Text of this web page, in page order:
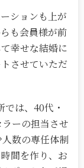
ションも上が
も会員様が前
幸せな結婚に
させていただ
は、40代・
ーの担当させ
数の専任体制
間を作り、お